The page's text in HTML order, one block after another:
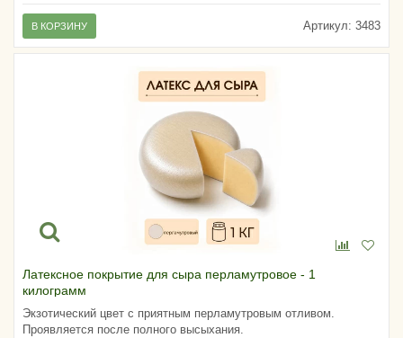
Артикул: 3483
В КОРЗИНУ
Латексное покрытие для сыра перламутровое - 1
килограмм
Экзотический цвет с приятным перламутровым отливом.
Проявляется после полного высыхания.